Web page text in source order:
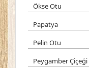
Ökse Otu
Papatya
Pelin Otu
Peygamber Çiçeği